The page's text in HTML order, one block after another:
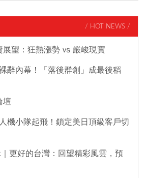
/ HOT NEWS /
望：狂熱漲勢 vs 嚴峻現實
辭內幕！「落後群創」成最後稻
壇
機小隊起飛！鎖定美日頂級客戶切
更好的台灣：回望精彩風雲，預